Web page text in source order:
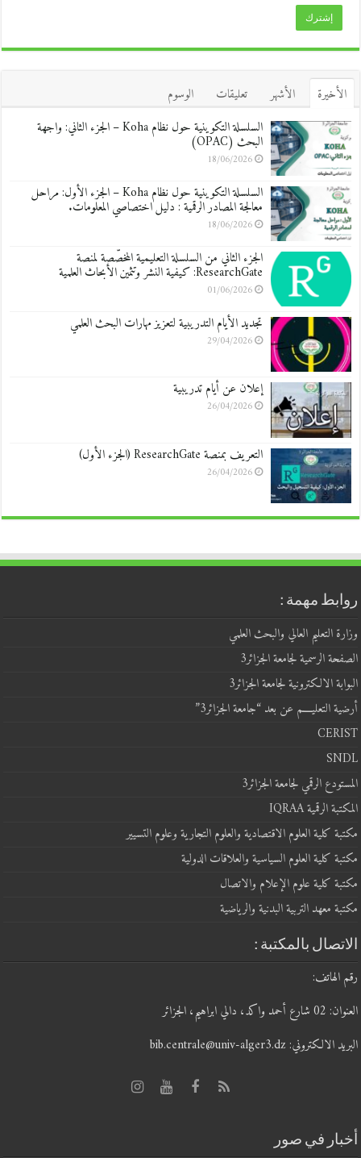
الأخيرة الأشهر تعليقات
الوسوم
السلسلة التكوينية حول نظام Koha – الجزء الثاني: واجهة
البحث (OPAC)
18/06/2026
السلسلة التكوينية حول نظام Koha – الجزء الأول: مراحل
معالجة المصادر الرقمية : دليل اختصاصي المعلومات.
18/06/2026
الجزء الثاني من السلسلة التعليمية المخصّصة لمنصة
ResearchGate: كيفية النشر وتثمين الأبحاث العلمية
01/06/2026
تجديد الأيام التدريبية لتعزيز مهارات البحث العلمي
29/04/2026
إعلان عن أيام تدريبية
26/04/2026
التعريف بمنصة ResearchGate (الجزء الأول)
26/04/2026
روابط مهمة :
وزارة التعليم العالي والبحث العلمي
الصفحة الرسمية لجامعة الجزائر3
البوابة الالكترونية لجامعة الجزائر3
أرضية التعليــــم عن بعد “جامعة الجزائر3”
CERIST
SNDL
المستودع الرقمي لجامعة الجزائر3
المكتبة الرقمية IQRAA
مكتبة كلية العلوم الاقتصادية والعلوم التجارية وعلوم التسيير
مكتبة كلية العلوم السياسية والعلاقات الدولية
مكتبة كلية علوم الإعلام والاتصال
مكتبة معهد التربية البدنية والرياضية
الاتصال بالمكتبة :
رقم الهاتف:
العنوان: 02 شارع أحمد واكد، دالي ابراهيم، الجزائر
البريد الالكتروني: bib.centrale@univ-alger3.dz
أخبار في صور